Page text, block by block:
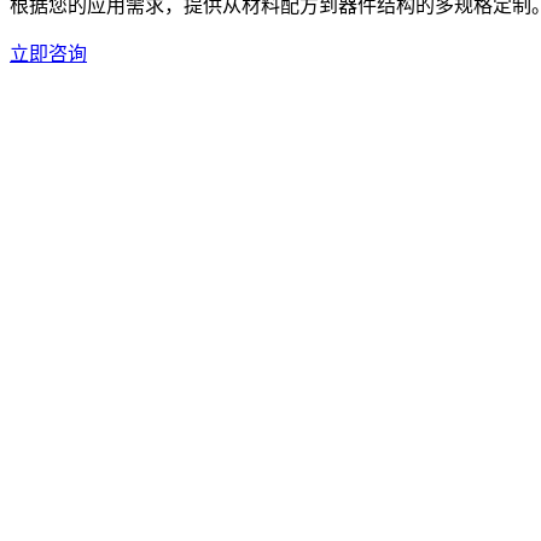
根据您的应用需求，提供从材料配方到器件结构的多规格定制
立即咨询